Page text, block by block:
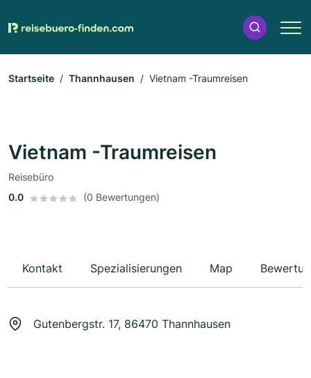
Startseite Thannhausen Vietnam -Traumreisen
Vietnam -Traumreisen
Reisebüro
0.0
(0 Bewertungen)
Kontakt Spezialisierungen Map
Gutenbergstr. 17, 86470 Thannhausen